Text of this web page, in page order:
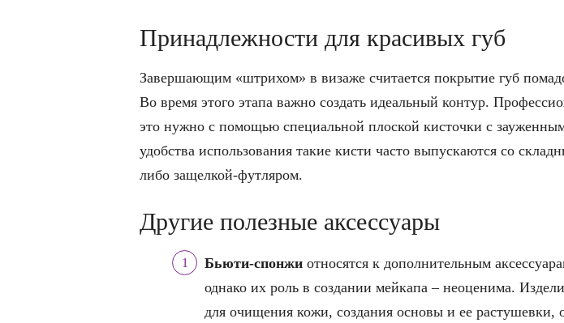
Принадлежности для красивых губ
Завершающим «штрихом» в визаже считается покрытие губ
Во время этого этапа важно создать идеальный контур.
это нужно с помощью специальной плоской кисточки с
удобства использования такие кисти часто выпускаются со
либо защелкой-футляром.
Другие полезные аксессуары
Бьюти-спонжи относятся к дополнительным
однако их роль в создании мейкапа – неоценима.
для очищения кожи, создания основы и ее растушевки,